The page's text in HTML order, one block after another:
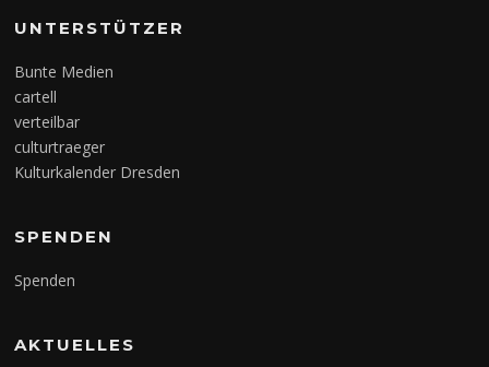
UNTERSTÜTZER
Bunte Medien
cartell
verteilbar
culturtraeger
Kulturkalender Dresden
SPENDEN
Spenden
AKTUELLES